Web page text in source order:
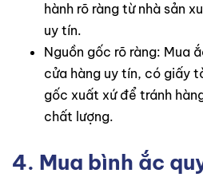
hành rõ ràng từ nhà sản
uy tín.
Nguồn gốc rõ ràng: Mua
cửa hàng uy tín, có giấy
gốc xuất xứ để tránh
chất lượng.
4. Mua bình ắc